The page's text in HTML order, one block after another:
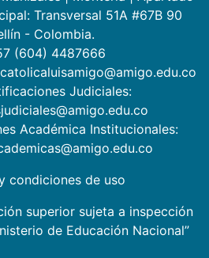
Transversal 51A #67B 90
- Colombia.
(604) 4487666
Judiciales:
Académica Institucionales:
condiciones de uso
superior sujeta a inspección
de Educación Nacional”